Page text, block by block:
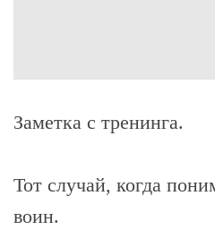
Заметка с тренинга.
Тот случай, когда
воин.